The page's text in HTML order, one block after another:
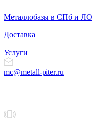
Металлобазы в СПб и ЛО
Доставка
Услуги
mc@metall-piter.ru